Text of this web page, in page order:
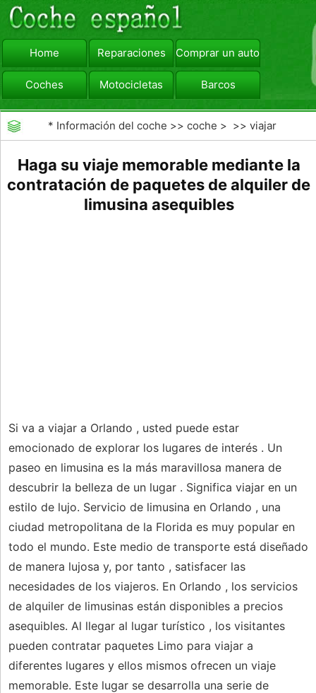
Home Reparaciones Comprar un automóvil
Coches Motocicletas Barcos
viajar Camiones
* Información del coche >>coche > >>viajar
Haga su viaje memorable mediante la
contratación de paquetes de alquiler de
limusina asequibles
Si va a viajar a Orlando , usted puede estar
emocionado de explorar los lugares de interés . Un
paseo en limusina es la más maravillosa manera de
descubrir la belleza de un lugar . Significa viajar en un
estilo de lujo. Servicio de limusina en Orlando , una
ciudad metropolitana de la Florida es muy popular en
todo el mundo. Este medio de transporte está diseñado
de manera lujosa y, por tanto , satisfacer las
necesidades de los viajeros. En Orlando , los servicios
de alquiler de limusinas están disponibles a precios
asequibles. Al llegar al lugar turístico , los visitantes
pueden contratar paquetes Limo para viajar a
diferentes lugares y ellos mismos ofrecen un viaje
memorable. Este lugar se desarrolla una serie de